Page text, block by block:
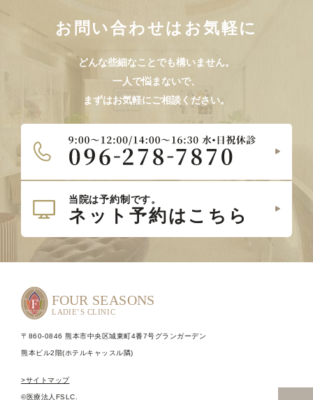
お問い合わせはお気軽に
どんな些細なことでも構いません。
一人で悩まないで、
まずはお気軽にご相談ください。
〒860-0846 熊本市中央区城東町4番7号グランガーデン
熊本ビル2階(ホテルキャッスル隣)
>サイトマップ
©医療法人FSLC.